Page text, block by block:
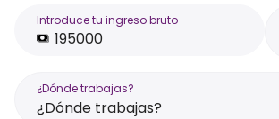
Introduce tu ingreso bruto
¿Dónde trabajas?
¿Dónde trabajas?